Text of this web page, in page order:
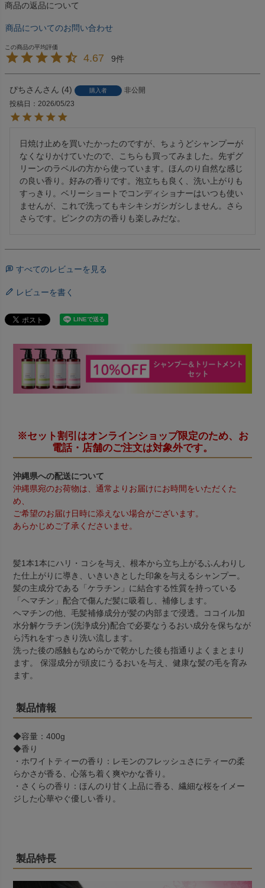
商品の返品について
商品についてのお問い合わせ
4.67 9
ぴちさん 4 購入者
非公開
投稿日
2026/05/23
日焼け止めを買いたかったのですが、ちょうどシャンプーが
なくなりかけていたので、こちらも買ってみました。先ずグ
リーンのラベルの方から使っています。ほんのり自然な感じ
の良い香り。好みの香りです。泡立ちも良く、洗い上がりも
すっきり。ベリーショートでコンディショナーはいつも使い
ませんが、これで洗ってもキシキシガシガシしません。さら
さらです。ピンクの方の香りも楽しみだな。
すべてのレビューを見る
レビューを書く
※セット割引はオンラインショップ限定のため、お
電話・店舗のご注文は対象外です。
沖縄県への配送について
沖縄県宛のお荷物は、通常よりお届けにお時間をいただくた
め、
ご希望のお届け日時に添えない場合がございます。
あらかじめご了承くださいませ。
髪1本1本にハリ・コシを与え、根本から立ち上がるふんわりし
た仕上がりに導き、いきいきとした印象を与えるシャンプー。
髪の主成分である「ケラチン」に結合する性質を持っている
「ヘマチン」配合で傷んだ髪に吸着し、補修します。
ヘマチンの他、毛髪補修成分が髪の内部まで浸透。ココイル加
水分解ケラチン(洗浄成分)配合で必要なうるおい成分を保ちなが
ら汚れをすっきり洗い流します。
洗った後の感触もなめらかで乾かした後も指通りよくまとまり
ます。 保湿成分が頭皮にうるおいを与え、健康な髪の毛を育み
ます。
製品情報
◆容量：400g
◆香り
・ホワイトティーの香り：レモンのフレッシュさにティーの柔
らかさが香る、心落ち着く爽やかな香り。
・さくらの香り：ほんのり甘く上品に香る、繊細な桜をイメー
ジした心華やぐ優しい香り。
製品特長